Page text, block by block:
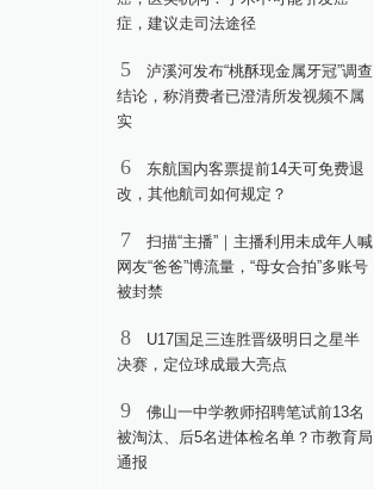
症，建议走司法途径
5
泸溪河发布“桃酥现金属牙冠”调查
结论，称消费者已澄清所发视频不属
实
6
东航国内客票提前14天可免费退
改，其他航司如何规定？
7
扫描“主播”｜主播利用未成年人喊
网友“爸爸”博流量，“母女合拍”多账号
被封禁
8
U17国足三连胜晋级明日之星半
决赛，定位球成最大亮点
9
佛山一中学教师招聘笔试前13名
被淘汰、后5名进体检名单？市教育局
通报